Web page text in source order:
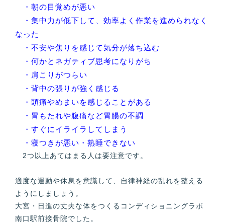
・朝の目覚めが悪い
・集中力が低下して、効率よく作業を進められなく
なった
・不安や焦りを感じて気分が落ち込む
・何かとネガティブ思考になりがち
・肩こりがつらい
・背中の張りが強く感じる
・頭痛やめまいを感じることがある
・胃もたれや腹痛など胃腸の不調
・すぐにイライラしてしまう
・寝つきが悪い・熟睡できない
2つ以上あてはまる人は要注意です。
適度な運動や休息を意識して、自律神経の乱れを整える
ようにしましょう。
大宮・日進の丈夫な体をつくるコンディショニングラボ
南口駅前接骨院でした。